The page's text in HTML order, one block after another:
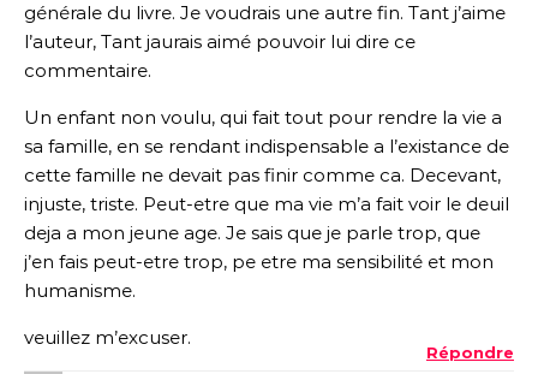
générale du livre. Je voudrais une autre fin. Tant j’aime
l’auteur, Tant jaurais aimé pouvoir lui dire ce
commentaire.
Un enfant non voulu, qui fait tout pour rendre la vie a
sa famille, en se rendant indispensable a l’existance de
cette famille ne devait pas finir comme ca. Decevant,
injuste, triste. Peut-etre que ma vie m’a fait voir le deuil
deja a mon jeune age. Je sais que je parle trop, que
j’en fais peut-etre trop, pe etre ma sensibilité et mon
humanisme.
veuillez m’excuser.
Répondre